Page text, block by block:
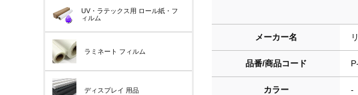
UV・ラテックス用 ロール紙・フ
ィルム
ラミネート フィルム
ディスプレイ 用品
メーカー名
品番/商品コード
カラー -